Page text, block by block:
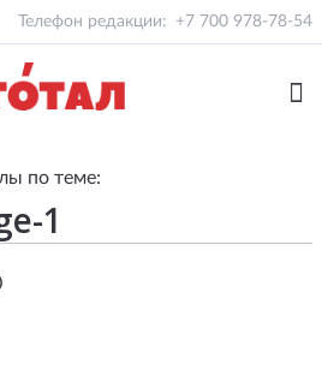
Телефон редакции: +7 700 978-78-54
по теме: